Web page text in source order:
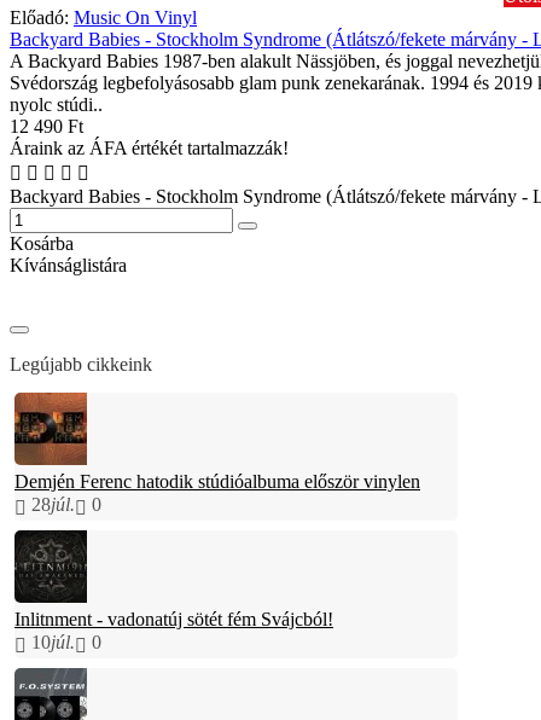
Előadó: Music On Vinyl
Backyard Babies - Stockholm Syndrome (Átlátszó/fekete márvány -
A Backyard Babies 1987-ben alakult Nässjöben, és joggal
Svédország legbefolyásosabb glam punk zenekarának. 1994 és 2019
nyolc stúdi..
12 490 Ft
Áraink az ÁFA értékét tartalmazzák!
Backyard Babies - Stockholm Syndrome (Átlátszó/fekete márvány -
Kosárba
Kívánságlistára
Legújabb cikkeink
Demjén Ferenc hatodik stúdióalbuma először vinylen
28júl. 0
Inlitnment - vadonatúj sötét fém Svájcból!
10júl. 0